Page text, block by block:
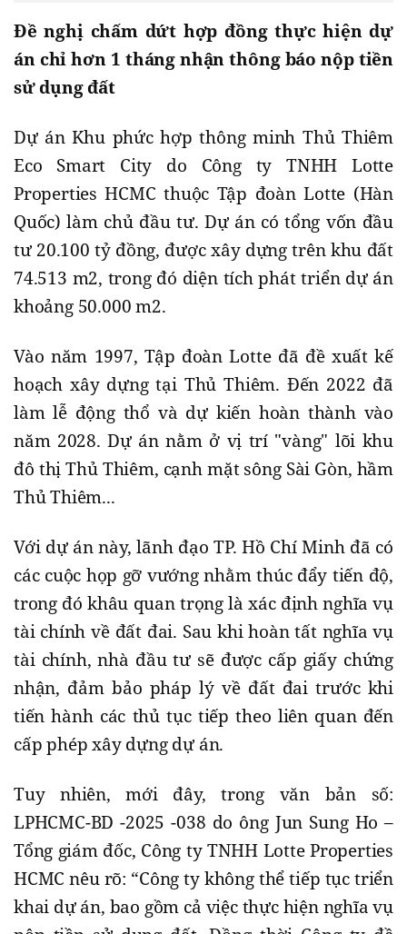
Đề nghị chấm dứt hợp đồng thực hiện dự
án chỉ hơn 1 tháng nhận thông báo nộp tiền
sử dụng đất
Dự án Khu phức hợp thông minh Thủ Thiêm
Eco Smart City do Công ty TNHH Lotte
Properties HCMC thuộc Tập đoàn Lotte (Hàn
Quốc) làm chủ đầu tư. Dự án có tổng vốn đầu
tư 20.100 tỷ đồng, được xây dựng trên khu đất
74.513 m2, trong đó diện tích phát triển dự án
khoảng 50.000 m2.
Vào năm 1997, Tập đoàn Lotte đã đề xuất kế
hoạch xây dựng tại Thủ Thiêm. Đến 2022 đã
làm lễ động thổ và dự kiến hoàn thành vào
năm 2028. Dự án nằm ở vị trí "vàng" lõi khu
đô thị Thủ Thiêm, cạnh mặt sông Sài Gòn, hầm
Thủ Thiêm...
Với dự án này, lãnh đạo TP. Hồ Chí Minh đã có
các cuộc họp gỡ vướng nhằm thúc đẩy tiến độ,
trong đó khâu quan trọng là xác định nghĩa vụ
tài chính về đất đai. Sau khi hoàn tất nghĩa vụ
tài chính, nhà đầu tư sẽ được cấp giấy chứng
nhận, đảm bảo pháp lý về đất đai trước khi
tiến hành các thủ tục tiếp theo liên quan đến
cấp phép xây dựng dự án.
Tuy nhiên, mới đây, trong văn bản số:
LPHCMC-BD -2025 -038 do ông Jun Sung Ho –
Tổng giám đốc, Công ty TNHH Lotte Properties
HCMC nêu rõ: “Công ty không thể tiếp tục triển
khai dự án, bao gồm cả việc thực hiện nghĩa vụ